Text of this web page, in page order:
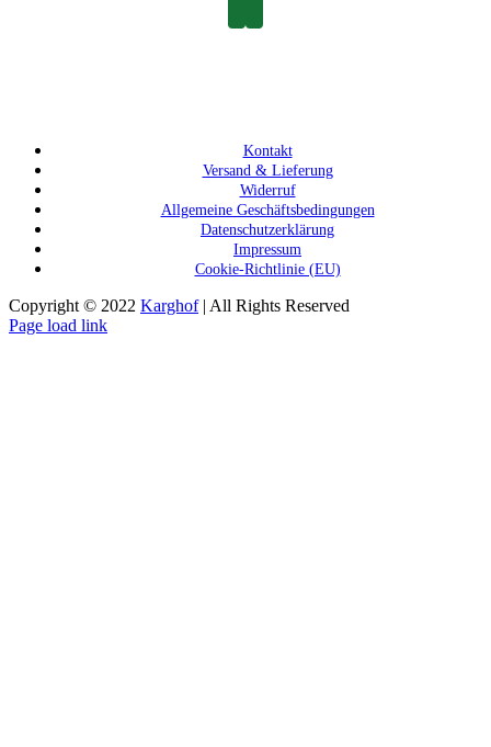
Kontakt
Versand & Lieferung
Widerruf
Allgemeine Geschäftsbedingungen
Datenschutzerklärung
Impressum
Cookie-Richtlinie (EU)
Copyright © 2022 Karghof| All Rights Reserved
Page load link